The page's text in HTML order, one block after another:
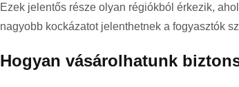
Ezek jelentős része olyan régiókból érkezik,
nagyobb kockázatot jelenthetnek a fogyasztók
Hogyan vásárolhatunk